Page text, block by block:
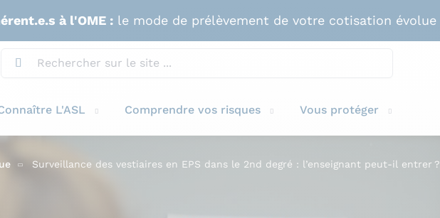
à l'OME : le mode de prélèvement de votre cotisation évolue
L'ASL Comprendre vos risques Vous protéger
Surveillance des vestiaires en EPS dans le 2nd degré : l’enseignant peut-il entrer ?